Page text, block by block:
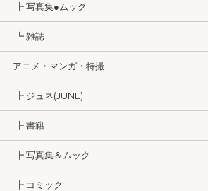
┣ 写真集●ムック
┗ 雑誌
アニメ・マンガ・特撮
┣ ジュネ(JUNE)
┣ 書籍
┣ 写真集＆ムック
┣ コミック